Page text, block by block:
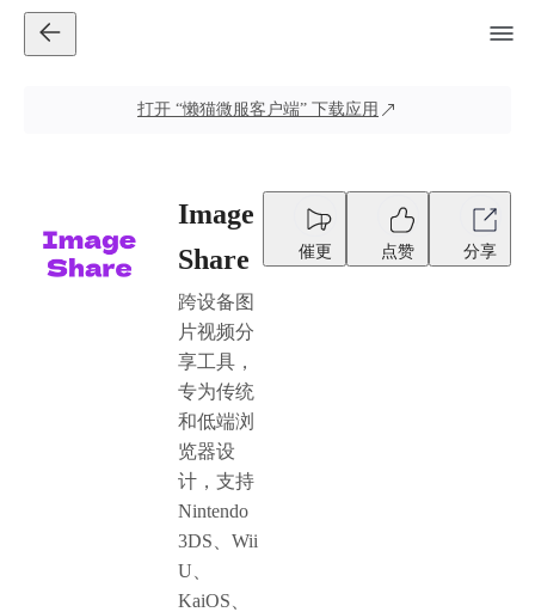
打开 “懒猫微服客户端” 下载应用
Image
Share
跨设备图
片视频分
享工具，
专为传统
和低端浏
览器设
计，支持
Nintendo
3DS、Wii
U、
KaiOS、
催更 点赞 分享